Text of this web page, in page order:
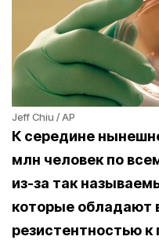
Jeff Chiu / AP
К середине
млн человек по
из-за так
которые обладают
резистентностью